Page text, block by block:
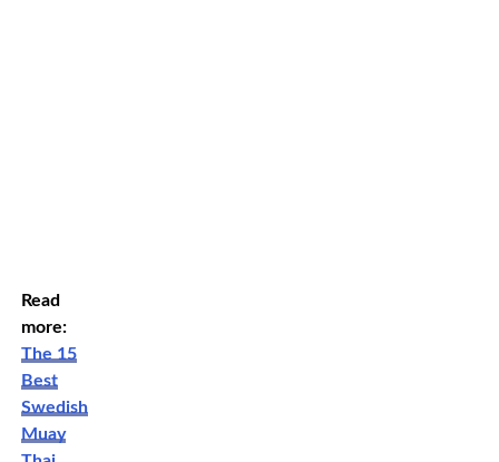
Read
more:
The 15
Best
Swedish
Muay